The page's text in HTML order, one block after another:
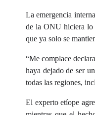
La emergencia
de la ONU hiciera lo
que ya solo se
“Me complace
haya dejado de ser
todas las regiones,
El experto etíope